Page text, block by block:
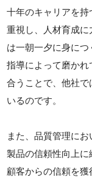
十年のキャリアを
重視し、人材育成に
は一朝一夕に身に
指導によって磨か
合うことで、他社
いるのです。
また、品質管理に
製品の信頼性向上に
顧客からの信頼を獲